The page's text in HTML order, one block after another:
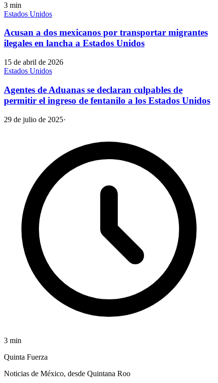
3 min
Estados Unidos
Acusan a dos mexicanos por transportar migrantes
ilegales en lancha a Estados Unidos
15 de abril de 2026
Estados Unidos
Agentes de Aduanas se declaran culpables de
permitir el ingreso de fentanilo a los Estados Unidos
29 de julio de 2025·
3 min
Quinta Fuerza
Noticias de México, desde Quintana Roo